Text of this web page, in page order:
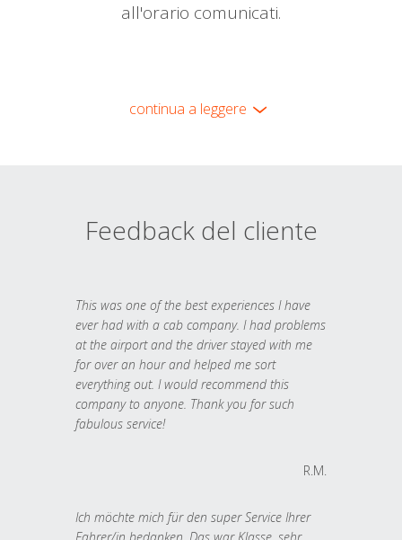
all'orario comunicati.
continua a leggere
Feedback del cliente
This was one of the best experiences I have
ever had with a cab company. I had problems
at the airport and the driver stayed with me
for over an hour and helped me sort
everything out. I would recommend this
company to anyone. Thank you for such
fabulous service!
R.M.
Ich möchte mich für den super Service Ihrer